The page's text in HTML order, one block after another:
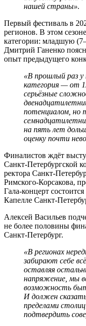
нашей страны».
Первый фестиваль в
регионов. В этом
категории: младшую
Дмитрий Ганенко
опыт предыдущего
«В прошлый раз у
категория — от
серьёзные
потенциалом, но
на пять лет
оценку почти
Финалистов ждёт
Санкт-Петербургской
ректора Санкт-
Римского-Корсакова,
Гала-концерт
Капелле Санкт-
Алексей Васильев
не более половины
Санкт-Петербург.
«В регионах
забирают себе
оставляя
напряжение, мы
возможность
И должен
пределами
подтвердить